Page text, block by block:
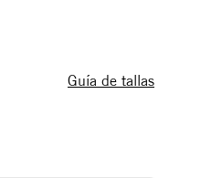
Guía de tallas